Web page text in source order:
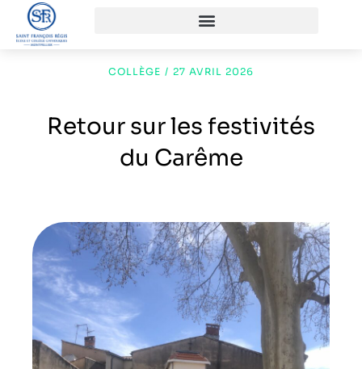
COLLÈGE / 27 AVRIL 2026
Retour sur les festivités
du Carême